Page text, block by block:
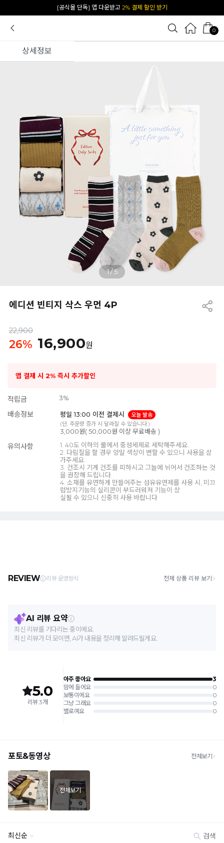
[공식몰 단독] 앱 다운받고 2% 결제 할인 받기
0
상세정보
1/5
에디션 빈티지 삭스 우먼 4P
22,900
26% 16,900원
앱 결제 시 2% 즉시 추가할인
적립금 3%
배송정보 평일 13:00 이전 결제시
오늘 발송
(단, 주문량 증가 시 달라질 수 있습니다.)
3,000원( 50,000원 이상 무료배송 )
유의사항
1. 40도 이하의 물에서 중성세제로 세탁해주세요.
2. 다림질을 할 경우 양말 색상이 변할 수 있으니 사용을 삼
가주세요.
3. 건조시 기계 건조를 피하시고 그늘에 뉘어서 건조하는 것
을 권장해 드립니다.
4. 소재를 유연하게 만들어주는 섬유유연제를 사용 시, 미끄
럼방지기능의 실리콘이 부드러워져 기능이 상
실될 수 있으니 신중히 사용 바랍니다